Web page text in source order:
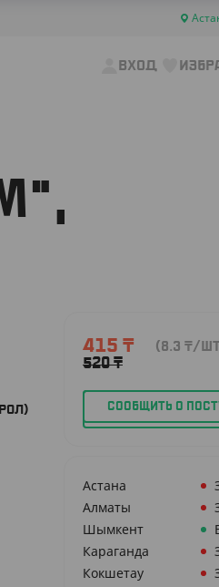
ВХОД
415 ₸
520₸
(8.3 ₸/
СООБЩИТЬ О
Астана
Алматы
Шымкент
Караганда
Кокшетау